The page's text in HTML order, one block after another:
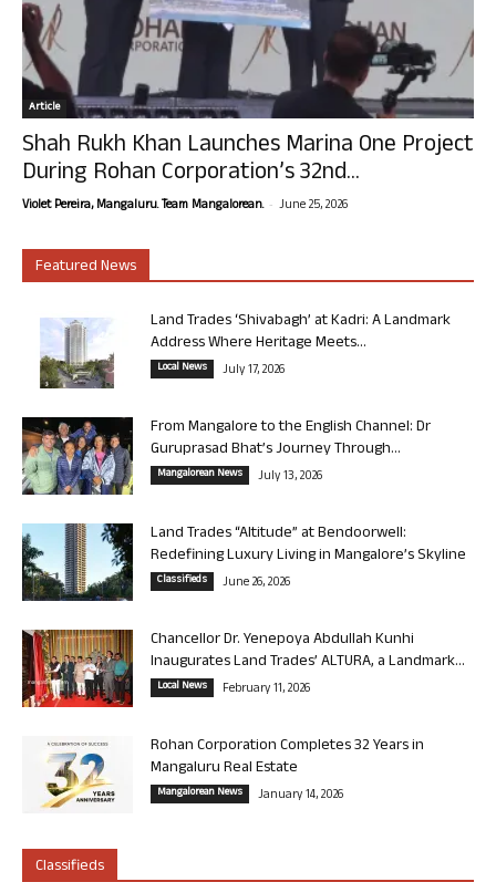
Article
Shah Rukh Khan Launches Marina One Project
During Rohan Corporation’s 32nd...
Violet Pereira, Mangaluru. Team Mangalorean. - June 25, 2026
Featured News
Land Trades ‘Shivabagh’ at Kadri: A Landmark
Address Where Heritage Meets...
Local News July 17, 2026
From Mangalore to the English Channel: Dr
Guruprasad Bhat’s Journey Through...
Mangalorean News July 13, 2026
Land Trades “Altitude” at Bendoorwell:
Redefining Luxury Living in Mangalore’s Skyline
Classifieds June 26, 2026
Chancellor Dr. Yenepoya Abdullah Kunhi
Inaugurates Land Trades’ ALTURA, a Landmark...
Local News February 11, 2026
Rohan Corporation Completes 32 Years in
Mangaluru Real Estate
Mangalorean News January 14, 2026
Classifieds